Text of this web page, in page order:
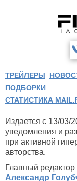
ТРЕЙЛЕРЫ
ПОДБОРКИ
СТАТИСТИКА
Издается с 13/03/
уведомления и
при активной
авторства.
Главный
Александр